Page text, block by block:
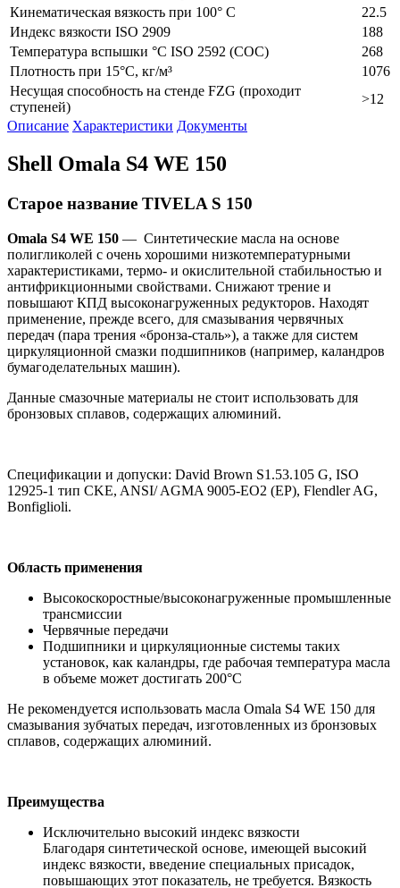
Кинематическая вязкость при 100° C
22.5
Индекс вязкости ISO 2909
188
Температура вспышки °C ISO 2592 (COC)
268
Плотность при 15°C, кг/м³
1076
Несущая способность на стенде FZG (проходит
ступеней)
>12
Описание Характеристики Документы
Shell Omala S4 WE 150
Старое название TIVELA S 150
Omala S4 WE 150 — Синтетические масла на основе
полигликолей с очень хорошими низкотемпературными
характеристиками, термо- и окислительной стабильностью и
антифрикционными свойствами. Снижают трение и
повышают КПД высоконагруженных редукторов. Находят
применение, прежде всего, для смазывания червячных
передач (пара трения «бронза-сталь»), а также для систем
циркуляционной смазки подшипников (например, каландров
бумагоделательных машин).
Данные смазочные материалы не стоит использовать для
бронзовых сплавов, содержащих алюминий.
Спецификации и допуски: David Brown S1.53.105 G, ISO
12925-1 тип CKE, ANSI/ AGMA 9005-EO2 (EP), Flendler AG,
Bonfiglioli.
Область применения
Высокоскоростные/высоконагруженные промышленные
трансмиссии
Червячные передачи
Подшипники и циркуляционные системы таких
установок, как каландры, где рабочая температура масла
в объеме может достигать 200°С
Не рекомендуется использовать масла Omala S4 WE 150 для
смазывания зубчатых передач, изготовленных из бронзовых
сплавов, содержащих алюминий.
Преимущества
Исключительно высокий индекс вязкости
Благодаря синтетической основе, имеющей высокий
индекс вязкости, введение специальных присадок,
повышающих этот показатель, не требуется. Вязкость